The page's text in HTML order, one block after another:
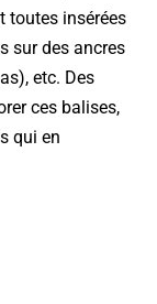
toutes insérées
sur des ancres
etc. Des
ces balises,
qui en